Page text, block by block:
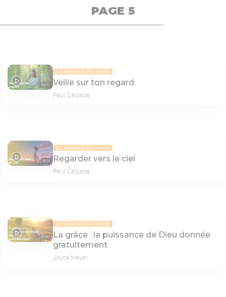
PAGE 5
08:37
LA PENSÉE DU JOUR
Veille sur ton regard
Paul Calzada
08:14
LA PENSÉE DU JOUR
Regarder vers le ciel
Paul Calzada
07:47
LA PENSÉE DU JOUR
La grâce : la puissance de Dieu donnée
gratuitement
Joyce Meyer